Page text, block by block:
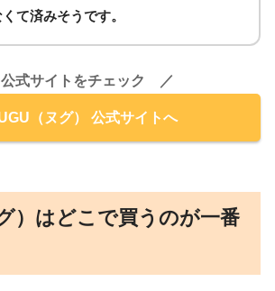
て済みそうです。
式サイトをチェック ／
（ヌグ） 公式サイトへ
）はどこで買うのが一番